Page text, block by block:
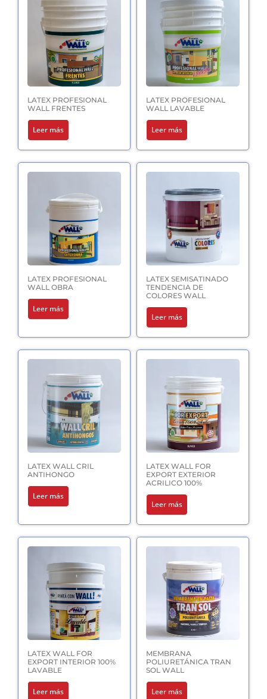
LATEX PROFESIONAL
WALL FRENTES
Leer más
LATEX PROFESIONAL
WALL LAVABLE
Leer más
LATEX PROFESIONAL
WALL OBRA
Leer más
LATEX SEMISATINADO
TENDENCIA DE
COLORES WALL
Leer más
LATEX WALL CRIL
ANTIHONGO
Leer más
LATEX WALL FOR
EXPORT EXTERIOR
ACRILICO 100%
Leer más
LATEX WALL FOR
EXPORT INTERIOR 100%
LAVABLE
Leer más
MEMBRANA
POLIURETÁNICA TRAN
SOL WALL
Leer más